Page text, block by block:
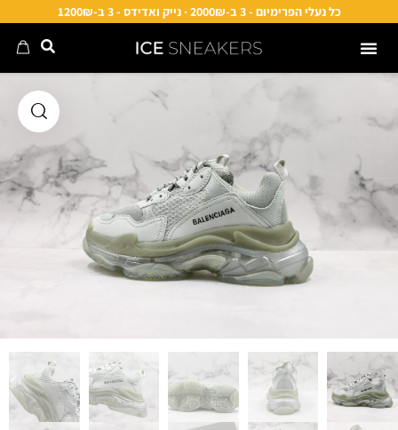
כל נעלי הפרימיום - 3 ב-2000₪ · נייק ואדידס - 3 ב-1200₪